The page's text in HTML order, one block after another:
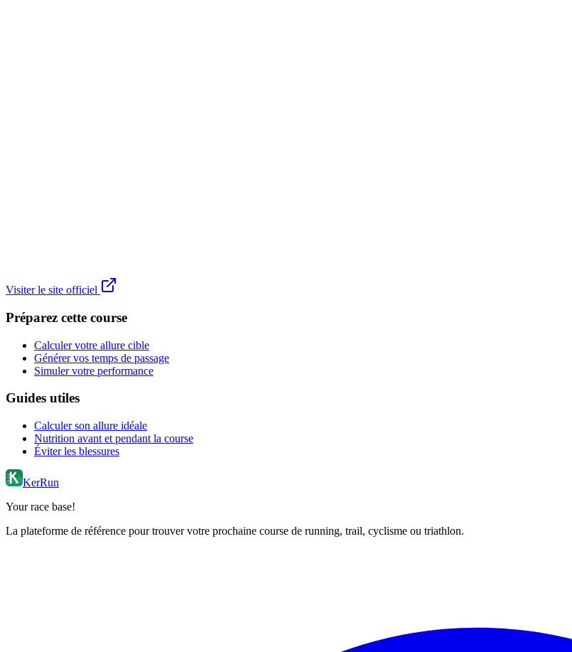
Visiter le site officiel
Préparez cette course
Calculer votre allure cible
Générer vos temps de passage
Simuler votre performance
Guides utiles
Calculer son allure idéale
Nutrition avant et pendant la course
Éviter les blessures
KerRun
Your race base!
La plateforme de référence pour trouver votre prochaine course de running, trail, cyclisme ou triathlon.